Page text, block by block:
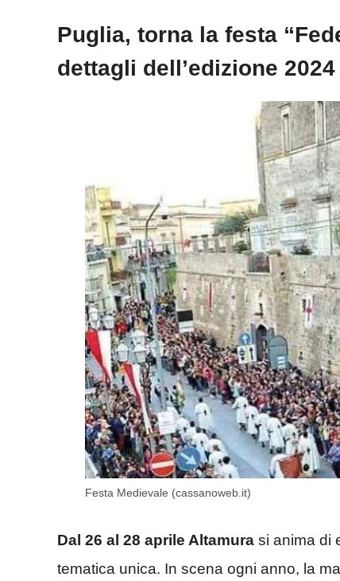
Puglia, torna la festa
dettagli dell’edizione 2024
Festa Medievale (cassanoweb.it)
Dal 26 al 28 aprile Altamura si anima di
tematica unica. In scena ogni anno, la